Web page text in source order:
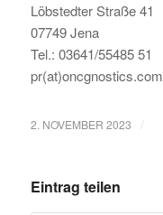
Löbstedter Straße 41
07749 Jena
Tel.: 03641/55485 51
pr(at)oncgnostics.com
2. NOVEMBER 2023 /
Eintrag teilen